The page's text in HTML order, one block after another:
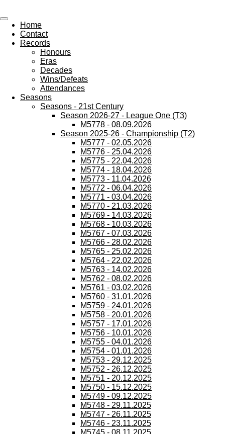
to
main
content
Home
Contact
Records
Honours
Eras
Decades
Wins/Defeats
Attendances
Seasons
Seasons - 21st Century
Season 2026-27 - League One (T3)
M5778 - 08.09.2026
Season 2025-26 - Championship (T2)
M5777 - 02.05.2026
M5776 - 25.04.2026
M5775 - 22.04.2026
M5774 - 18.04.2026
M5773 - 11.04.2026
M5772 - 06.04.2026
M5771 - 03.04.2026
M5770 - 21.03.2026
M5769 - 14.03.2026
M5768 - 10.03.2026
M5767 - 07.03.2026
M5766 - 28.02.2026
M5765 - 25.02.2026
M5764 - 22.02.2026
M5763 - 14.02.2026
M5762 - 08.02.2026
M5761 - 03.02.2026
M5760 - 31.01.2026
M5759 - 24.01.2026
M5758 - 20.01.2026
M5757 - 17.01.2026
M5756 - 10.01.2026
M5755 - 04.01.2026
M5754 - 01.01.2026
M5753 - 29.12.2025
M5752 - 26.12.2025
M5751 - 20.12.2025
M5750 - 15.12.2025
M5749 - 09.12.2025
M5748 - 29.11.2025
M5747 - 26.11.2025
M5746 - 23.11.2025
M5745 - 08.11.2025